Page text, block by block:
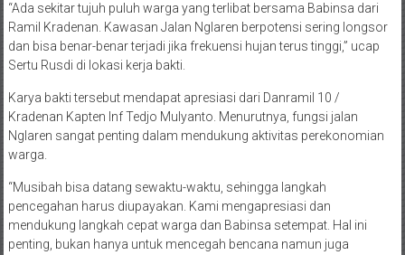
“Ada sekitar tujuh puluh warga yang terlibat bersama Babinsa dari
Ramil Kradenan. Kawasan Jalan Nglaren berpotensi sering longsor
dan bisa benar-benar terjadi jika frekuensi hujan terus tinggi,” ucap
Sertu Rusdi di lokasi kerja bakti.
Karya bakti tersebut mendapat apresiasi dari Danramil 10 /
Kradenan Kapten Inf Tedjo Mulyanto. Menurutnya, fungsi jalan
Nglaren sangat penting dalam mendukung aktivitas perekonomian
warga.
“Musibah bisa datang sewaktu-waktu, sehingga langkah
pencegahan harus diupayakan. Kami mengapresiasi dan
mendukung langkah cepat warga dan Babinsa setempat. Hal ini
penting, bukan hanya untuk mencegah bencana namun juga